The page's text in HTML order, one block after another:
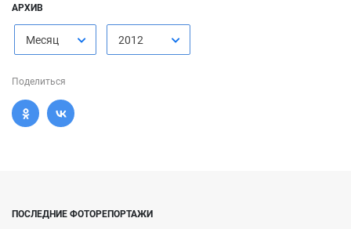
АРХИВ
Месяц 2012
Поделиться
ПОСЛЕДНИЕ ФОТОРЕПОРТАЖИ